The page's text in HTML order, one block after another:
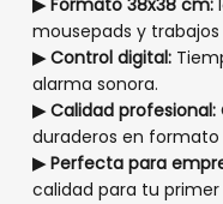
mousepads y
▶ Control digital:
alarma sonora.
▶ Calidad profesional:
duraderos en
▶ Perfecta para
calidad para tu primer